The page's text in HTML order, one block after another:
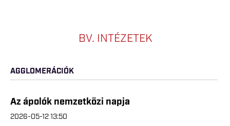
BV. INTÉZETEK
AGGLOMERÁCIÓK
Az ápolók nemzetközi napja
2026-05-12 13:50